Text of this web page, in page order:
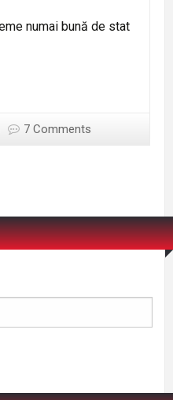
numai bună de stat
7 Comments